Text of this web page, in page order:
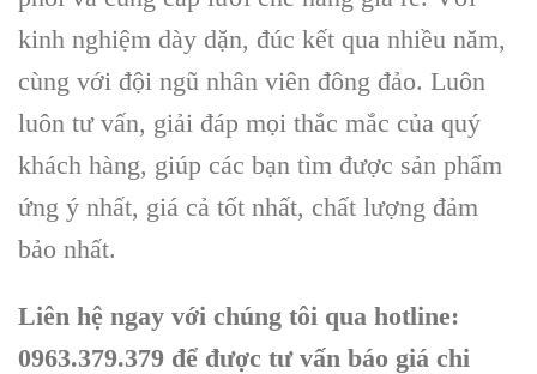
kinh nghiệm dày dặn, đúc kết qua nhiều năm,
cùng với đội ngũ nhân viên đông đảo. Luôn
luôn tư vấn, giải đáp mọi thắc mắc của quý
khách hàng, giúp các bạn tìm được sản phẩm
ứng ý nhất, giá cả tốt nhất, chất lượng đảm
bảo nhất.
Liên hệ ngay với chúng tôi qua hotline:
0963.379.379 để được tư vấn báo giá chi